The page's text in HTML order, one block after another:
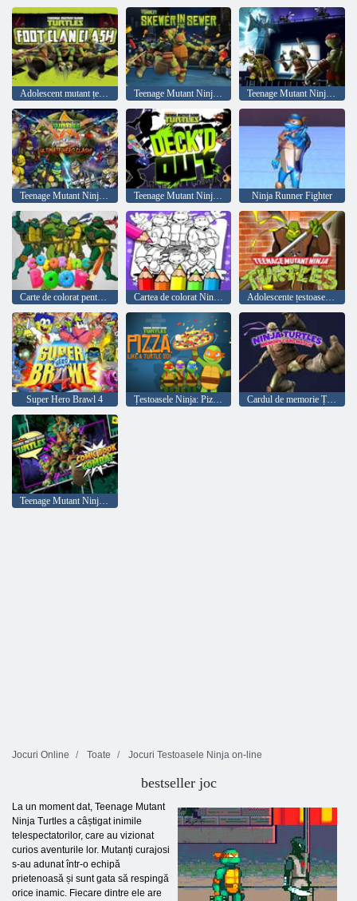
Adolescent mutant țestoase țestoase clan clan clan Teenage Mutant Ninja Turtles: Skewer in the Sewer Teenage Mutant Ninja Turtles Shadow Heroes
Teenage Mutant Ninja Turtles Puntea a ieșit Ninja Runner Fighter
Carte de colorat pentru țestoasa Ninja Cartea de colorat Ninja Turtle Adolescente țestoase ninja mutante
Super Hero Brawl 4 Țestoasele Ninja: Pizza Like A Turtle Do! Cardul de memorie Țestoasele Ninja Meci
Teenage Mutant Ninja Turtles Benzi desenate Combat
Jocuri Online Toate Jocuri Testoasele Ninja on-line
bestseller joc
La un moment dat, Teenage Mutant
Ninja Turtles a câștigat inimile
telespectatorilor, care au vizionat
curios aventurile lor. Mutanți curajosi
s-au adunat într-o echipă
prietenoasă și sunt gata să respingă
orice inamic. Fiecare dintre ele are